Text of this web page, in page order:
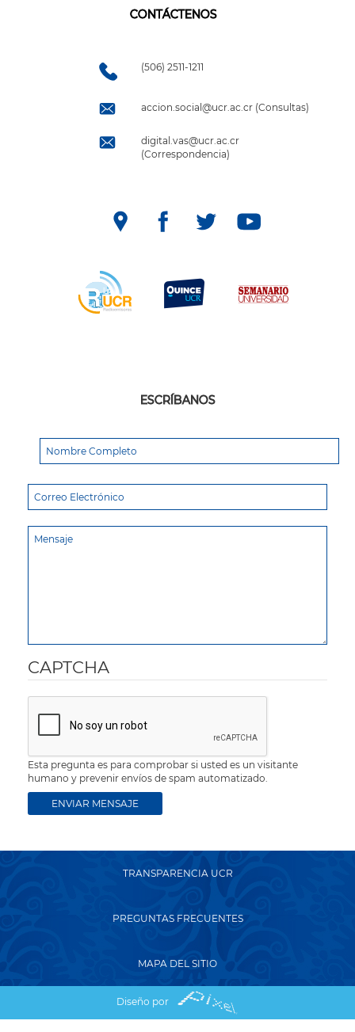
CONTÁCTENOS
(506) 2511-1211
accion.social@ucr.ac.cr (Consultas)
digital.vas@ucr.ac.cr
(Correspondencia)
ESCRÍBANOS
CAPTCHA
Esta pregunta es para comprobar si usted es un visitante
humano y prevenir envíos de spam automatizado.
TRANSPARENCIA UCR
PREGUNTAS FRECUENTES
MAPA DEL SITIO
Diseño por